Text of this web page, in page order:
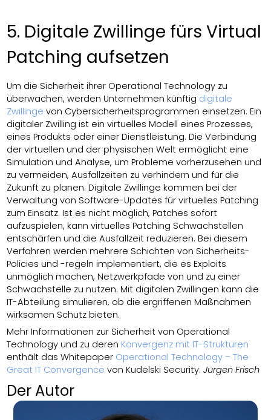
5. Digitale Zwillinge fürs Virtual
Patching aufsetzen
Um die Sicherheit ihrer Operational Technology zu
überwachen, werden Unternehmen künftig digitale
Zwillinge von Cybersicherheitsprogrammen einsetzen. Ein
digitaler Zwilling ist ein virtuelles Modell eines Prozesses,
eines Produkts oder einer Dienstleistung. Die Verbindung
der virtuellen und der physischen Welt ermöglicht eine
Simulation und Analyse, um Probleme vorherzusehen und
zu vermeiden, Ausfallzeiten zu verhindern und für die
Zukunft zu planen. Digitale Zwillinge kommen bei der
Verwaltung von Software-Updates für virtuelles Patching
zum Einsatz. Ist es nicht möglich, Patches sofort
aufzuspielen, kann virtuelles Patching Schwachstellen
entschärfen und die Ausfallzeit reduzieren. Bei diesem
Verfahren werden mehrere Schichten von Sicherheits-
Policies und -regeln implementiert, die es Exploits
unmöglich machen, Netzwerkpfade von und zu einer
Schwachstelle zu nutzen. Mit digitalen Zwillingen kann die
IT-Abteilung simulieren, ob die ergriffenen Maßnahmen
wirksamen Schutz bieten.
Mehr Informationen zur Sicherheit von Operational
Technology und zu deren Konvergenz mit IT-Strukturen
enthält das Whitepaper Operational Technology – The
Great IT Convergence von Kudelski Security.Jürgen Frisch
Der Autor